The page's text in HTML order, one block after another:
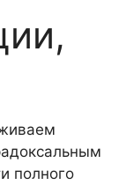
полного